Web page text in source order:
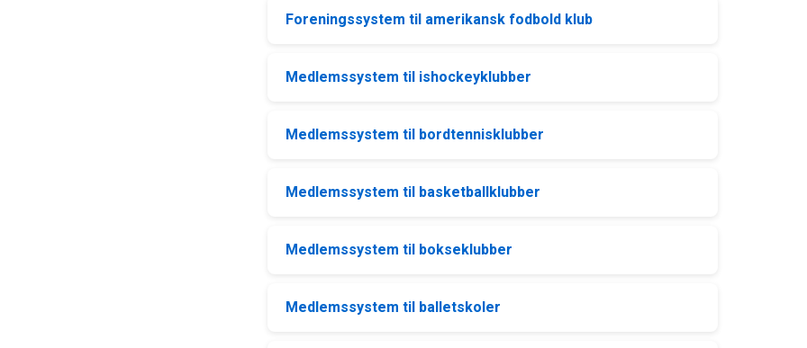
Foreningssystem til amerikansk fodbold klub
Medlemssystem til ishockeyklubber
Medlemssystem til bordtennisklubber
Medlemssystem til basketballklubber
Medlemssystem til bokseklubber
Medlemssystem til balletskoler